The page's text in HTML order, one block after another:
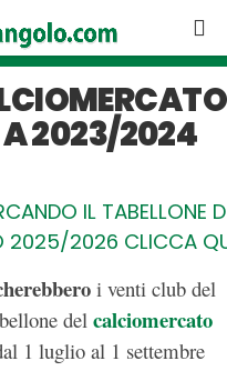
A 2023/2024
IL TABELLONE
2025/2026 CLICCA
i venti club del
del calciomercato
1 luglio al 1 settembre